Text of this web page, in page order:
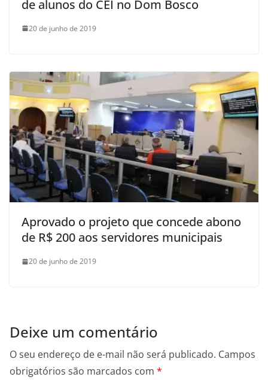
de alunos do CEI no Dom Bosco
20 de junho de 2019
Aprovado o projeto que concede abono
de R$ 200 aos servidores municipais
20 de junho de 2019
Deixe um comentário
O seu endereço de e-mail não será publicado. Campos
obrigatórios são marcados com *